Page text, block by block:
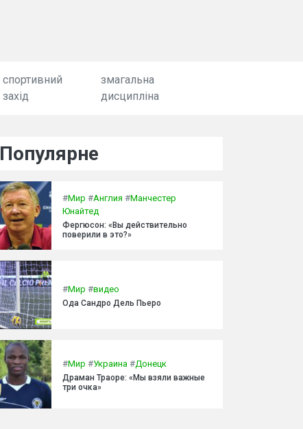
спортивний
захід
змагальна
дисципліна
Популярне
#Мир #Англия #Манчестер
Юнайтед
Фергюсон: «Вы действительно
поверили в это?»
#Мир #видео
Ода Сандро Дель Пьеро
#Мир #Украина #Донецк
Драман Траоре: «Мы взяли важные
три очка»